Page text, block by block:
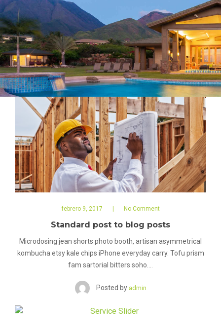
febrero 9, 2017 No Comment
Standard post to blog posts
Microdosing jean shorts photo booth, artisan asymmetrical
kombucha etsy kale chips iPhone everyday carry. Tofu prism
fam sartorial bitters soho.…
Posted by admin